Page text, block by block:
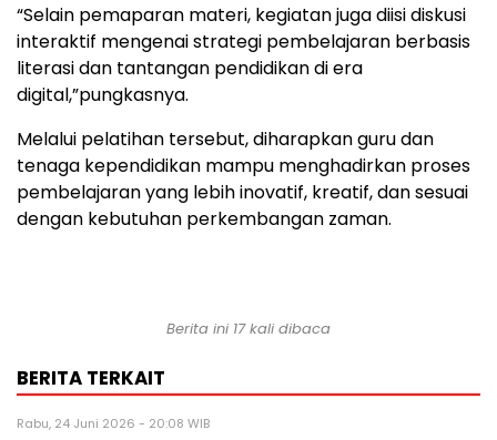
“Selain pemaparan materi, kegiatan juga diisi diskusi
interaktif mengenai strategi pembelajaran berbasis
literasi dan tantangan pendidikan di era
digital,”pungkasnya.
Melalui pelatihan tersebut, diharapkan guru dan
tenaga kependidikan mampu menghadirkan proses
pembelajaran yang lebih inovatif, kreatif, dan sesuai
dengan kebutuhan perkembangan zaman.
Berita ini 17 kali dibaca
BERITA TERKAIT
Rabu, 24 Juni 2026 - 20:08 WIB